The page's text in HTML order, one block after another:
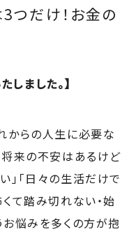
3つだけ！お金の
しました。】
からの人生に必要な
将来の不安はあるけど
「日々の生活だけで
て踏み切れない・始
悩みを多くの方が抱